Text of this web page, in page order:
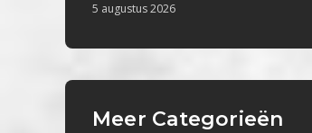
5 augustus 2026
Meer Categorieën